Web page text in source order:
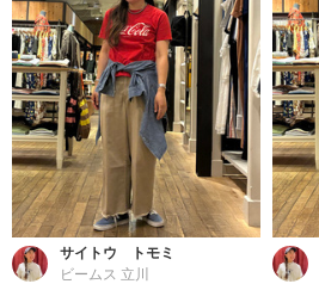
サイトウ トモミ
ビームス 立川